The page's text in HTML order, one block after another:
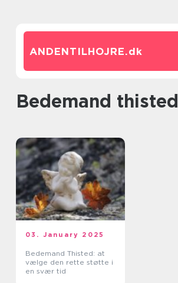
ANDENTILHOJRE.dk
bedemand thisted
03. January 2025
Bedemand Thisted: at
vælge den rette støtte i
en svær tid